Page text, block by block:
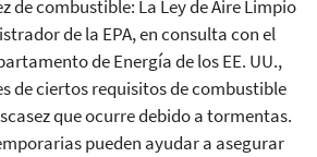
de combustible: La Ley de Aire Limpio
de la EPA, en consulta con el
de Energía de los EE. UU.,
de ciertos requisitos de combustible
que ocurre debido a tormentas.
pueden ayudar a asegurar